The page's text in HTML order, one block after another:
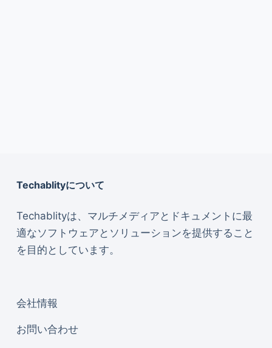
Techablityについて
Techablityは、マルチメディアとドキュメントに最
適なソフトウェアとソリューションを提供すること
を目的としています。
会社情報
お問い合わせ